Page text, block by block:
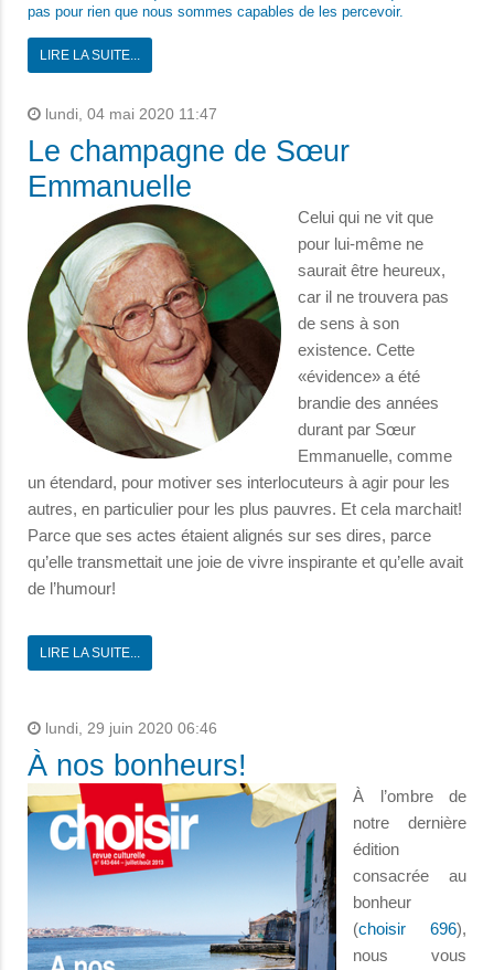
pas pour rien que nous sommes capables de les percevoir.
LIRE LA SUITE...
lundi, 04 mai 2020 11:47
Le champagne de Sœur
Emmanuelle
Celui qui ne vit que
pour lui-même ne
saurait être heureux,
car il ne trouvera pas
de sens à son
existence. Cette
«évidence» a été
brandie des années
durant par Sœur
Emmanuelle, comme
un étendard, pour motiver ses interlocuteurs à agir pour les
autres, en particulier pour les plus pauvres. Et cela marchait!
Parce que ses actes étaient alignés sur ses dires, parce
qu’elle transmettait une joie de vivre inspirante et qu’elle avait
de l’humour!
LIRE LA SUITE...
lundi, 29 juin 2020 06:46
À nos bonheurs!
À l’ombre de
notre dernière
édition
consacrée au
bonheur
(choisir 696),
nous vous